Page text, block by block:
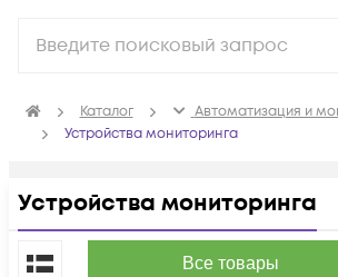
Каталог
Автоматизация и
Устройства мониторинга
Устройства мониторинга
Все товары
По популярности